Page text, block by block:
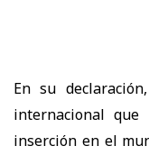
En su
internacional
inserción en el